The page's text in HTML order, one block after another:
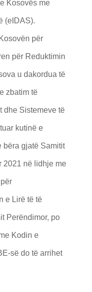
Kosovës me
(eIDAS).
për
për Reduktimin
u dakordua të
zbatim të
dhe Sistemeve të
kutinë e
bëra gjatë Samitit
2021 në lidhje me
e Lirë të të
Perëndimor, po
Kodin e
së do të arrihet